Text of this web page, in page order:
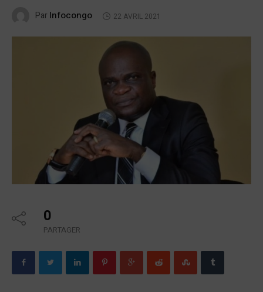
Par Infocongo 22 AVRIL 2021
0
PARTAGER